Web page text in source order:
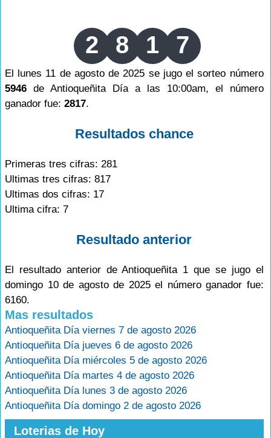
2 8 1 7
El lunes 11 de agosto de 2025 se jugo el sorteo número
5946 de Antioqueñita Día a las 10:00am, el número
ganador fue: 2817.
Resultados chance
Primeras tres cifras: 281
Ultimas tres cifras: 817
Ultimas dos cifras: 17
Ultima cifra: 7
Resultado anterior
El resultado anterior de Antioqueñita 1 que se jugo el
domingo 10 de agosto de 2025 el número ganador fue:
6160.
Mas resultados
Antioqueñita Día viernes 7 de agosto 2026
Antioqueñita Día jueves 6 de agosto 2026
Antioqueñita Día miércoles 5 de agosto 2026
Antioqueñita Día martes 4 de agosto 2026
Antioqueñita Día lunes 3 de agosto 2026
Antioqueñita Día domingo 2 de agosto 2026
Loterias de Hoy